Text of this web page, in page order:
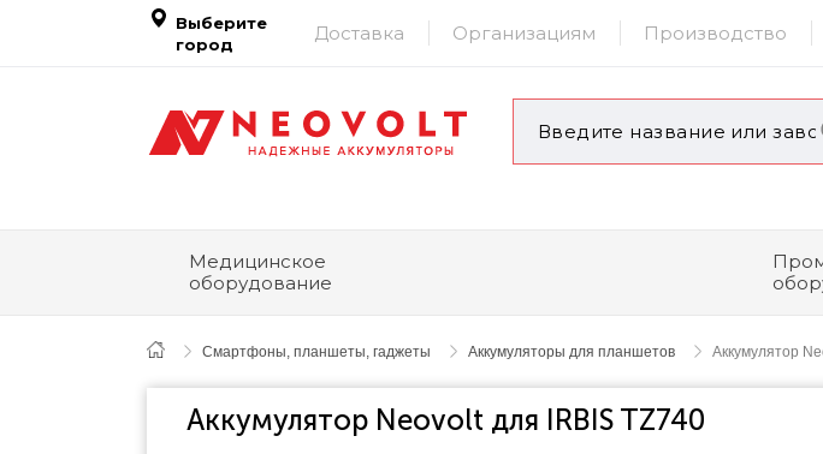
Выберите
город
Доставка Организациям Производство
Медицинское
оборудование
Смартфоны, планшеты, гаджеты Аккумуляторы для планшетов Аккумулятор
Аккумулятор Neovolt для IRBIS TZ740